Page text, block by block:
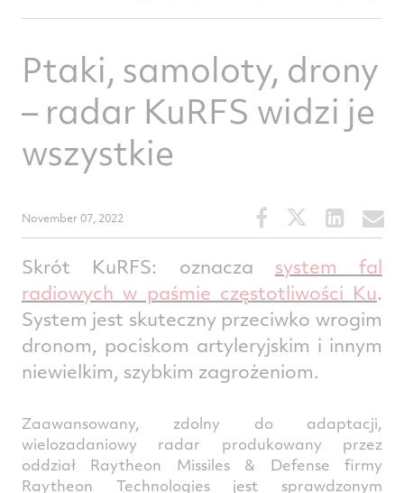
Ptaki, samoloty, drony
– radar KuRFS widzi je
wszystkie
November 07, 2022
Share
this
on
Facebook
Share
this
on
Twitter
Share
this
on
Skrót KuRFS: oznacza
system fal
radiowych w paśmie częstotliwości Ku.
System jest skuteczny przeciwko wrogim
dronom, pociskom artyleryjskim i innym
niewielkim, szybkim zagrożeniom.
Zaawansowany, zdolny do adaptacji,
wielozadaniowy radar produkowany przez
oddział Raytheon Missiles & Defense firmy
Raytheon Technologies jest sprawdzonym